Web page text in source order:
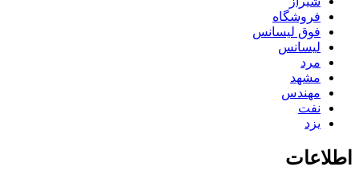
فروشگاه
فوق لیسانس
لیسانس
مرد
مشهد
مهندس
نفت
یزد
اطلاعات